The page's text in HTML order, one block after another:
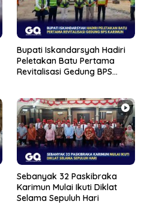
Bupati Iskandarsyah Hadiri
Peletakan Batu Pertama
Revitalisasi Gedung BPS
Sebanyak 32 Paskibraka
Karimun Mulai Ikuti Diklat
Selama Sepuluh Hari